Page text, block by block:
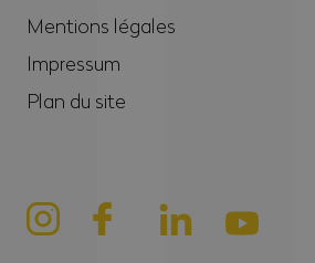
Mentions légales
Impressum
Plan du site